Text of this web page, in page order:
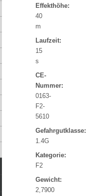
Effekthöhe:
40
m
Laufzeit:
15
s
CE-
Nummer:
0163-
F2-
5610
Gefahrgutklasse:
1.4G
Kategorie:
F2
Gewicht:
2,7900